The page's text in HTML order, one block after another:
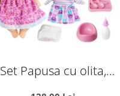
Set Papusa cu olita,